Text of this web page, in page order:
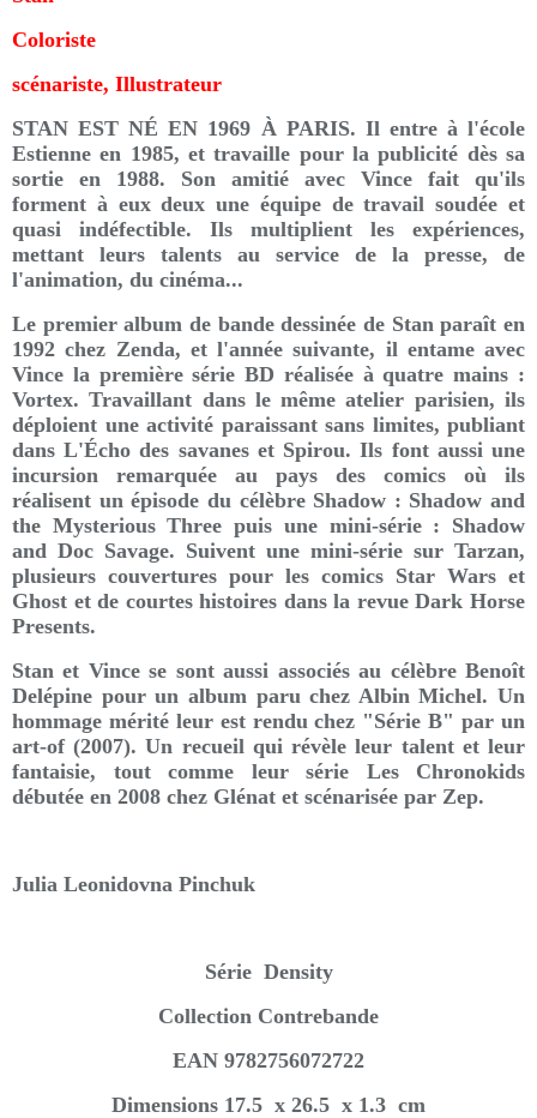
Coloriste
scénariste, Illustrateur
STAN EST NÉ EN 1969 À PARIS. Il entre à l'école
Estienne en 1985, et travaille pour la publicité dès sa
sortie en 1988. Son amitié avec Vince fait qu'ils
forment à eux deux une équipe de travail soudée et
quasi indéfectible. Ils multiplient les expériences,
mettant leurs talents au service de la presse, de
l'animation, du cinéma...
Le premier album de bande dessinée de Stan paraît en
1992 chez Zenda, et l'année suivante, il entame avec
Vince la première série BD réalisée à quatre mains :
Vortex. Travaillant dans le même atelier parisien, ils
déploient une activité paraissant sans limites, publiant
dans L'Écho des savanes et Spirou. Ils font aussi une
incursion remarquée au pays des comics où ils
réalisent un épisode du célèbre Shadow : Shadow and
the Mysterious Three puis une mini-série : Shadow
and Doc Savage. Suivent une mini-série sur Tarzan,
plusieurs couvertures pour les comics Star Wars et
Ghost et de courtes histoires dans la revue Dark Horse
Presents.
Stan et Vince se sont aussi associés au célèbre Benoît
Delépine pour un album paru chez Albin Michel. Un
hommage mérité leur est rendu chez "Série B" par un
art-of (2007). Un recueil qui révèle leur talent et leur
fantaisie, tout comme leur série Les Chronokids
débutée en 2008 chez Glénat et scénarisée par Zep.
Julia Leonidovna Pinchuk
Série Density
Collection Contrebande
EAN 9782756072722
Dimensions 17.5 x 26.5 x 1.3 cm